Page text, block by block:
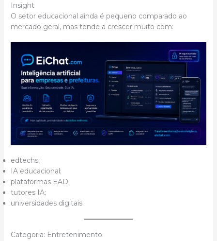
Insight
O setor educacional ainda é pequeno comparado ao
mercado geral, mas tende a crescer muito com:
edtechs;
IA educacional;
plataformas EAD;
tutores IA;
universidades digitais.
Categoria: Entretenimento